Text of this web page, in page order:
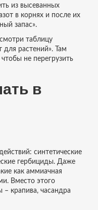
из высеванных
в корнях и после их
запас».
таблицу
для растений». Там
не перегрузить
в
синтетические
гербициды. Даже
как аммиачная
Вместо этого
– крапива, часандра